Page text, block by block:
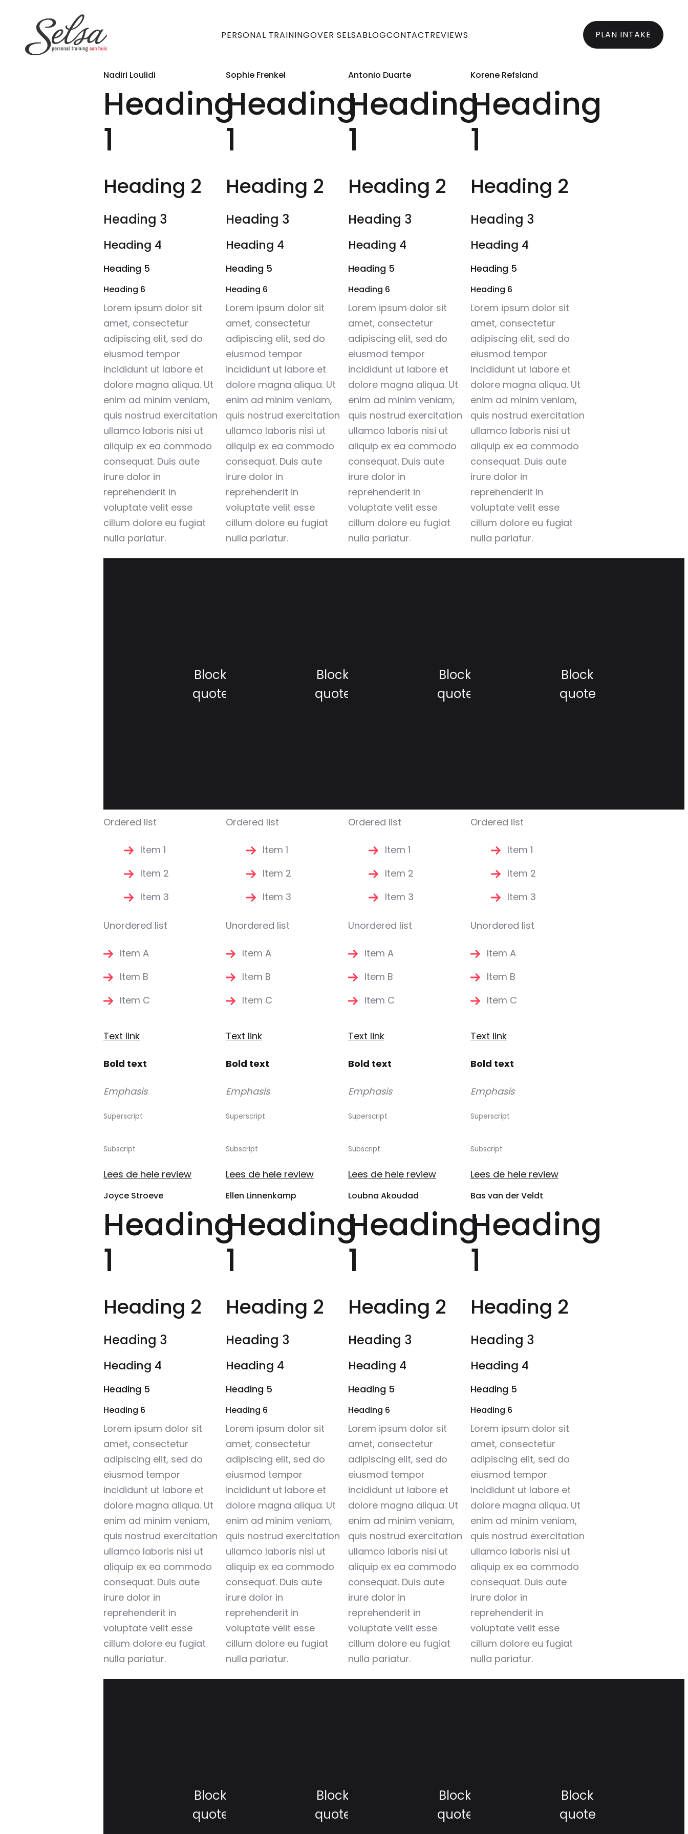
PERSONAL TRAININGOVER SELSABLOGCONTACTREVIEWS PLAN INTAKE
Nadiri Loulidi
Heading
1
Heading 2
Heading 3
Heading 4
Heading 5
Heading 6
Lorem ipsum dolor sit
amet, consectetur
adipiscing elit, sed do
eiusmod tempor
incididunt ut labore et
dolore magna aliqua. Ut
enim ad minim veniam,
quis nostrud exercitation
ullamco laboris nisi ut
aliquip ex ea commodo
consequat. Duis aute
irure dolor in
reprehenderit in
voluptate velit esse
cillum dolore eu fugiat
nulla pariatur.
Block
quote
Ordered list
Item 1
Item 2
Item 3
Unordered list
Item A
Item B
Item C
Text link
Bold text
Emphasis
Superscript
Subscript
Lees de hele review
Sophie Frenkel
Heading
1
Heading 2
Heading 3
Heading 4
Heading 5
Heading 6
Lorem ipsum dolor sit
amet, consectetur
adipiscing elit, sed do
eiusmod tempor
incididunt ut labore et
dolore magna aliqua. Ut
enim ad minim veniam,
quis nostrud exercitation
ullamco laboris nisi ut
aliquip ex ea commodo
consequat. Duis aute
irure dolor in
reprehenderit in
voluptate velit esse
cillum dolore eu fugiat
nulla pariatur.
Block
quote
Ordered list
Item 1
Item 2
Item 3
Unordered list
Item A
Item B
Item C
Text link
Bold text
Emphasis
Superscript
Subscript
Lees de hele review
Antonio Duarte
Heading
1
Heading 2
Heading 3
Heading 4
Heading 5
Heading 6
Lorem ipsum dolor sit
amet, consectetur
adipiscing elit, sed do
eiusmod tempor
incididunt ut labore et
dolore magna aliqua. Ut
enim ad minim veniam,
quis nostrud exercitation
ullamco laboris nisi ut
aliquip ex ea commodo
consequat. Duis aute
irure dolor in
reprehenderit in
voluptate velit esse
cillum dolore eu fugiat
nulla pariatur.
Block
quote
Ordered list
Item 1
Item 2
Item 3
Unordered list
Item A
Item B
Item C
Text link
Bold text
Emphasis
Superscript
Subscript
Lees de hele review
Korene Refsland
Heading
1
Heading 2
Heading 3
Heading 4
Heading 5
Heading 6
Lorem ipsum dolor sit
amet, consectetur
adipiscing elit, sed do
eiusmod tempor
incididunt ut labore et
dolore magna aliqua. Ut
enim ad minim veniam,
quis nostrud exercitation
ullamco laboris nisi ut
aliquip ex ea commodo
consequat. Duis aute
irure dolor in
reprehenderit in
voluptate velit esse
cillum dolore eu fugiat
nulla pariatur.
Block
quote
Ordered list
Item 1
Item 2
Item 3
Unordered list
Item A
Item B
Item C
Text link
Bold text
Emphasis
Superscript
Subscript
Lees de hele review
Joyce Stroeve
Heading
1
Heading 2
Heading 3
Heading 4
Heading 5
Heading 6
Lorem ipsum dolor sit
amet, consectetur
adipiscing elit, sed do
eiusmod tempor
incididunt ut labore et
dolore magna aliqua. Ut
enim ad minim veniam,
quis nostrud exercitation
ullamco laboris nisi ut
aliquip ex ea commodo
consequat. Duis aute
irure dolor in
reprehenderit in
voluptate velit esse
cillum dolore eu fugiat
nulla pariatur.
Block
quote
Ellen Linnenkamp
Heading
1
Heading 2
Heading 3
Heading 4
Heading 5
Heading 6
Lorem ipsum dolor sit
amet, consectetur
adipiscing elit, sed do
eiusmod tempor
incididunt ut labore et
dolore magna aliqua. Ut
enim ad minim veniam,
quis nostrud exercitation
ullamco laboris nisi ut
aliquip ex ea commodo
consequat. Duis aute
irure dolor in
reprehenderit in
voluptate velit esse
cillum dolore eu fugiat
nulla pariatur.
Block
quote
Loubna Akoudad
Heading
1
Heading 2
Heading 3
Heading 4
Heading 5
Heading 6
Lorem ipsum dolor sit
amet, consectetur
adipiscing elit, sed do
eiusmod tempor
incididunt ut labore et
dolore magna aliqua. Ut
enim ad minim veniam,
quis nostrud exercitation
ullamco laboris nisi ut
aliquip ex ea commodo
consequat. Duis aute
irure dolor in
reprehenderit in
voluptate velit esse
cillum dolore eu fugiat
nulla pariatur.
Block
quote
Bas van der Veldt
Heading
1
Heading 2
Heading 3
Heading 4
Heading 5
Heading 6
Lorem ipsum dolor sit
amet, consectetur
adipiscing elit, sed do
eiusmod tempor
incididunt ut labore et
dolore magna aliqua. Ut
enim ad minim veniam,
quis nostrud exercitation
ullamco laboris nisi ut
aliquip ex ea commodo
consequat. Duis aute
irure dolor in
reprehenderit in
voluptate velit esse
cillum dolore eu fugiat
nulla pariatur.
Block
quote